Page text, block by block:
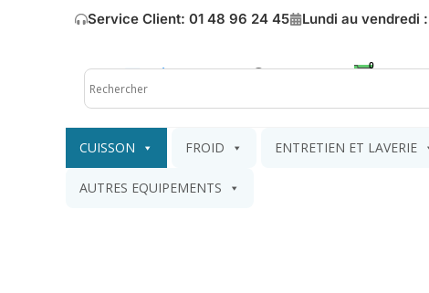
Service Client: 01 48 96 24 45 Lundi au vendredi
Mon compte Mon
CUISSON FROID ENTRETIEN ET LAVERIE
AUTRES EQUIPEMENTS